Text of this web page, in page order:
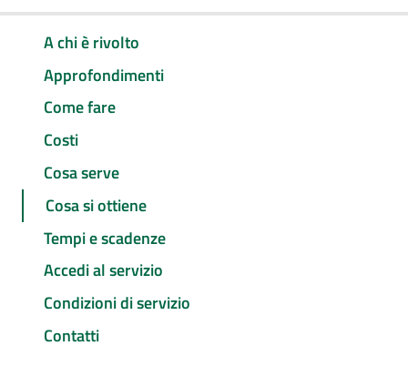
A chi è rivolto
Approfondimenti
Come fare
Costi
Cosa serve
Cosa si ottiene
Tempi e scadenze
Accedi al servizio
Condizioni di servizio
Contatti